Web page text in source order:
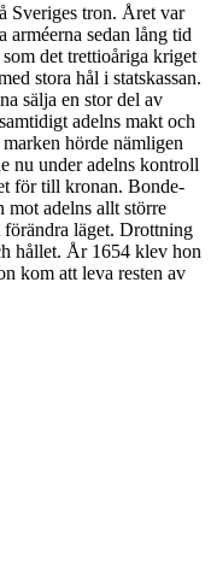
Sveriges tron. Året var
arméerna sedan lång tid
det trettioåriga kriget
stora hål i statskassan.
sälja en stor del av
adelns makt och
hörde nämligen
nu under adelns kontroll
för till kronan. Bonde-
mot adelns allt större
läget. Drottning
hållet. År 1654 klev hon
kom att leva resten av